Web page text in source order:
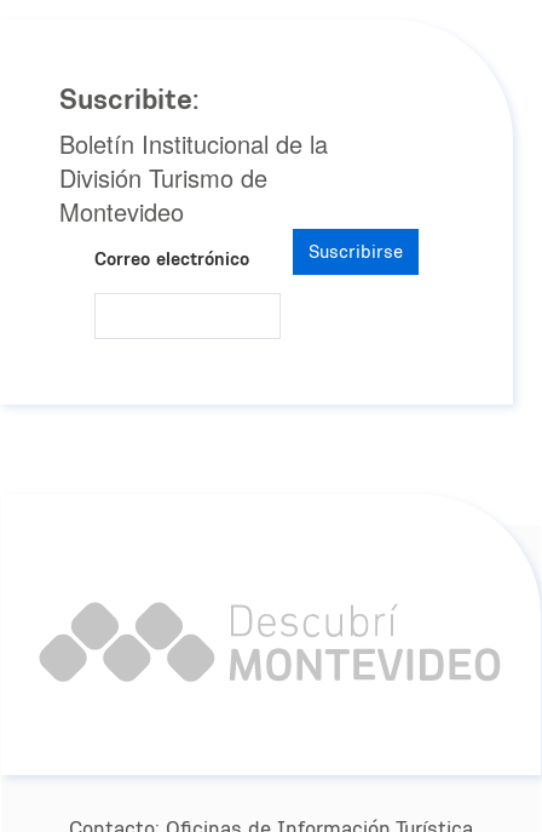
Suscribite:
Boletín Institucional de la
División Turismo de
Montevideo
Correo electrónico Suscribirse